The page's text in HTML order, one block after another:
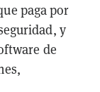
paga por
y
de